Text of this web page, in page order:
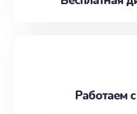
Работаем